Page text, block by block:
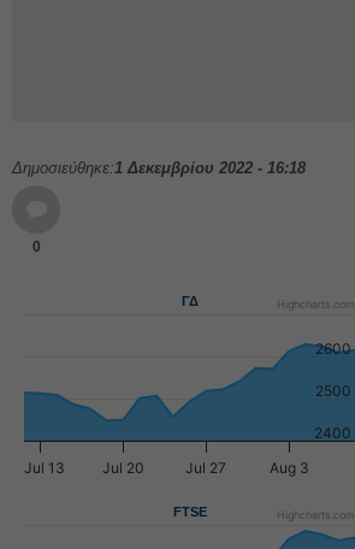
Δημοσιεύθηκε:1 Δεκεμβρίου 2022 - 16:18
0
ΓΔ
Jul 13 Jul 20 Jul 27 Aug 3
2400
2500
2600
Highcharts.com
FTSE Highcharts.com